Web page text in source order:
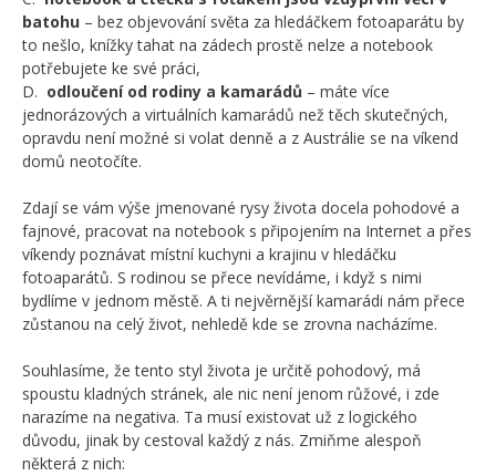
batohu – bez objevování světa za hledáčkem fotoaparátu by
to nešlo, knížky tahat na zádech prostě nelze a notebook
potřebujete ke své práci,
D. odloučení od rodiny a kamarádů – máte více
jednorázových a virtuálních kamarádů než těch skutečných,
opravdu není možné si volat denně a z Austrálie se na víkend
domů neotočíte.
Zdají se vám výše jmenované rysy života docela pohodové a
fajnové, pracovat na notebook s připojením na Internet a přes
víkendy poznávat místní kuchyni a krajinu v hledáčku
fotoaparátů. S rodinou se přece nevídáme, i když s nimi
bydlíme v jednom městě. A ti nejvěrnější kamarádi nám přece
zůstanou na celý život, nehledě kde se zrovna nacházíme.
Souhlasíme, že tento styl života je určitě pohodový, má
spoustu kladných stránek, ale nic není jenom růžové, i zde
narazíme na negativa. Ta musí existovat už z logického
důvodu, jinak by cestoval každý z nás. Zmiňme alespoň
některá z nich: